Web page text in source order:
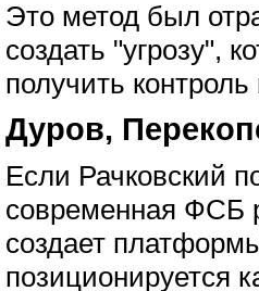
Это метод был
создать "угрозу",
получить
Дуров,
Если Рачковский
современная ФСБ
создает
позиционируется